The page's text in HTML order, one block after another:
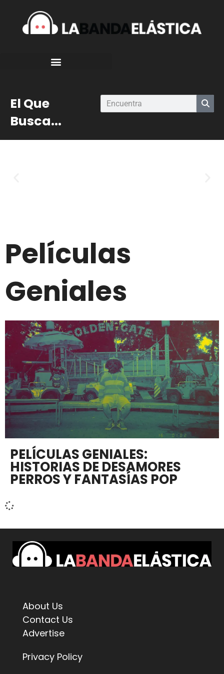
El Que
Busca...
Películas
Geniales
PELÍCULAS GENIALES:
HISTORIAS DE DESAMORES
PERROS Y FANTASÍAS POP
About Us
Contact Us
Advertise
Privacy Policy